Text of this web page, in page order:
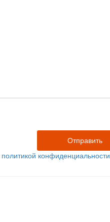
политикой конфиденциальности